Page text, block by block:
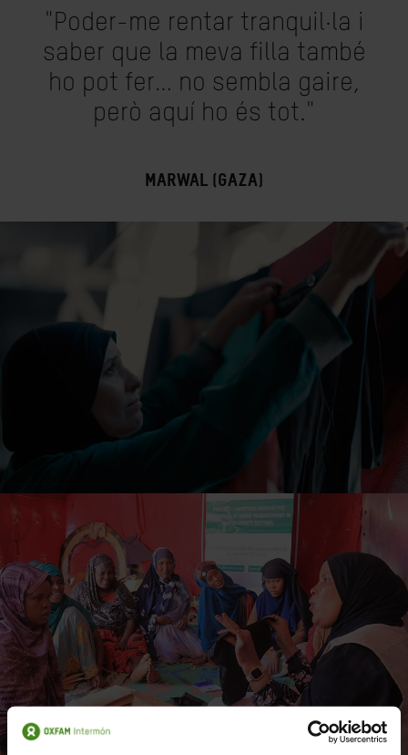
"Poder-me rentar tranquil·la i
saber que la meva filla també
ho pot fer… no sembla gaire,
però aquí ho és tot."
MARWAL (GAZA)